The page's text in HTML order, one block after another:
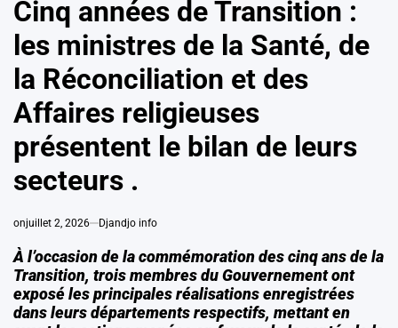
Cinq années de Transition :
les ministres de la Santé, de
la Réconciliation et des
Affaires religieuses
présentent le bilan de leurs
secteurs .
onjuillet 2, 2026 Djandjo info
À l’occasion de la commémoration des cinq ans de la
Transition, trois membres du Gouvernement ont
exposé les principales réalisations enregistrées
dans leurs départements respectifs, mettant en